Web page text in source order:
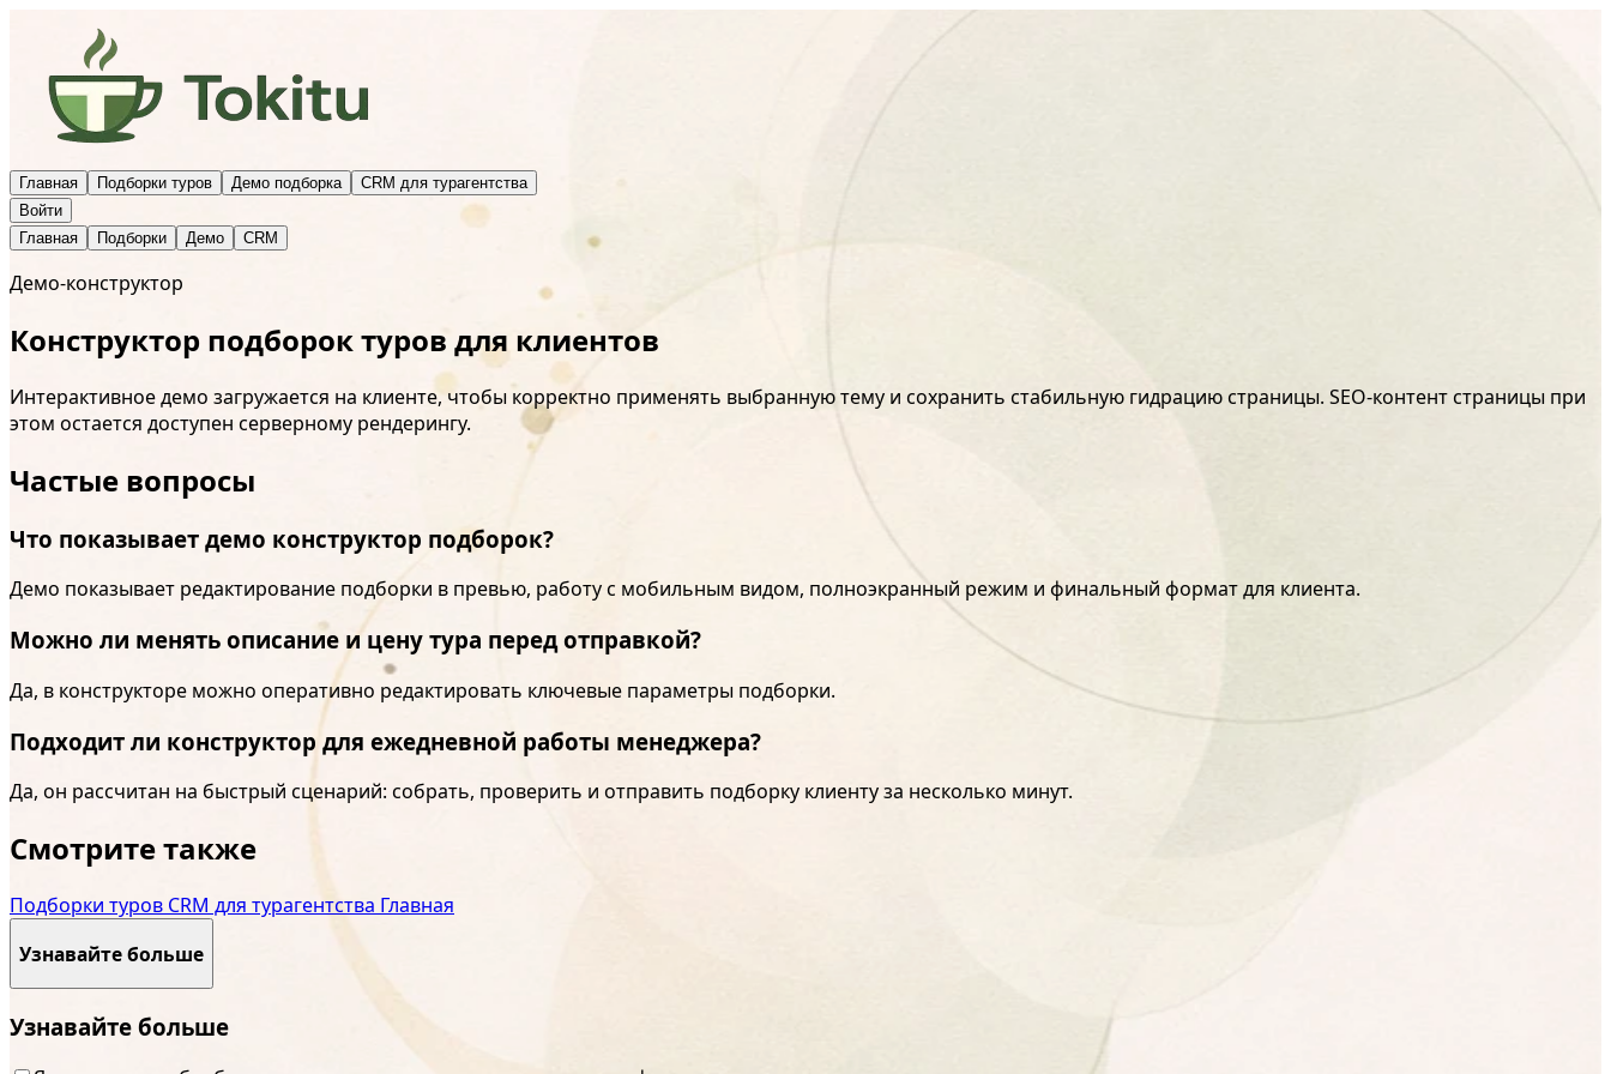
Главная Подборки туров Демо подборка
CRM для турагентства
Войти
Главная
Подборки Демо CRM
Демо-конструктор
Конструктор подборок туров для клиентов
Интерактивное демо загружается на клиенте, чтобы корректно применять выбранную тему и сохранить стабильную гидрацию страницы. SEO-контент страницы при
этом остается доступен серверному рендерингу.
Частые вопросы
Что показывает демо конструктор подборок?
Демо показывает редактирование подборки в превью, работу с мобильным видом, полноэкранный режим и финальный формат для клиента.
Можно ли менять описание и цену тура перед отправкой?
Да, в конструкторе можно оперативно редактировать ключевые параметры подборки.
Подходит ли конструктор для ежедневной работы менеджера?
Да, он рассчитан на быстрый сценарий: собрать, проверить и отправить подборку клиенту за несколько минут.
Смотрите также
Подборки туров CRM для турагентства Главная
Узнавайте больше
Узнавайте больше